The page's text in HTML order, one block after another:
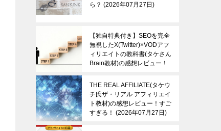
ら？
2026年07月27日
【独自特典付き】SEOを完全
無視したX(Twitter)×VODアフ
ィリエイトの教科書(タケさん
Brain教材)の感想レビュー！
月27日
THE REAL AFFILIATE(タケウ
チ氏ザ・リアル アフィリエイ
ト教材)の感想レビュー！すご
すぎる！
2026年07月27日